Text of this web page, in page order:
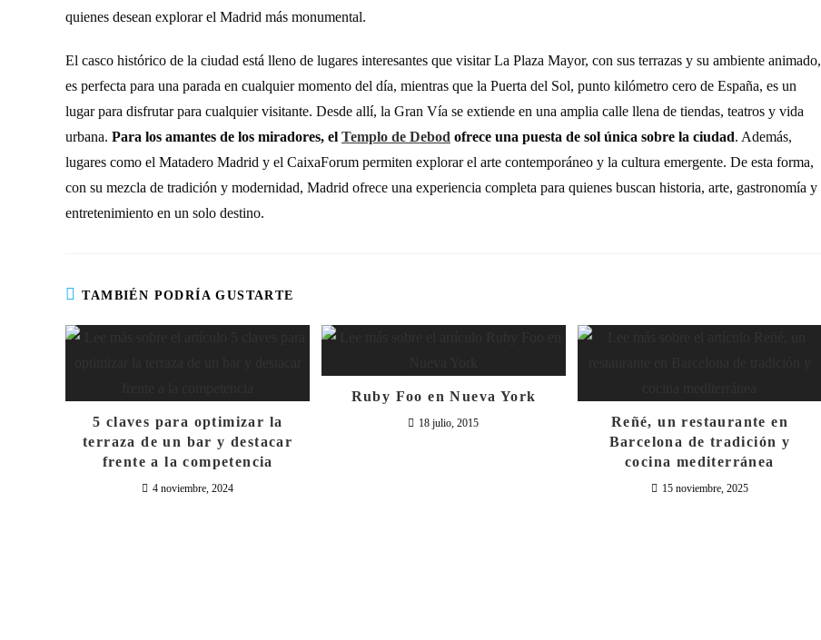
quienes desean explorar el Madrid más monumental.
El casco histórico de la ciudad está lleno de lugares interesantes que visitar La Plaza Mayor, con sus terrazas y su ambiente animado,
es perfecta para una parada en cualquier momento del día, mientras que la Puerta del Sol, punto kilómetro cero de España, es un
lugar para disfrutar para cualquier visitante. Desde allí, la Gran Vía se extiende en una amplia calle llena de tiendas, teatros y vida
urbana. Para los amantes de los miradores, el Templo de Debod ofrece una puesta de sol única sobre la ciudad. Además,
lugares como el Matadero Madrid y el CaixaForum permiten explorar el arte contemporáneo y la cultura emergente. De esta forma,
con su mezcla de tradición y modernidad, Madrid ofrece una experiencia completa para quienes buscan historia, arte, gastronomía y
entretenimiento en un solo destino.
TAMBIÉN PODRÍA GUSTARTE
5 claves para optimizar la
terraza de un bar y destacar
frente a la competencia
4 noviembre, 2024
Ruby Foo en Nueva York
18 julio, 2015
Reñé, un restaurante en
Barcelona de tradición y
cocina mediterránea
15 noviembre, 2025